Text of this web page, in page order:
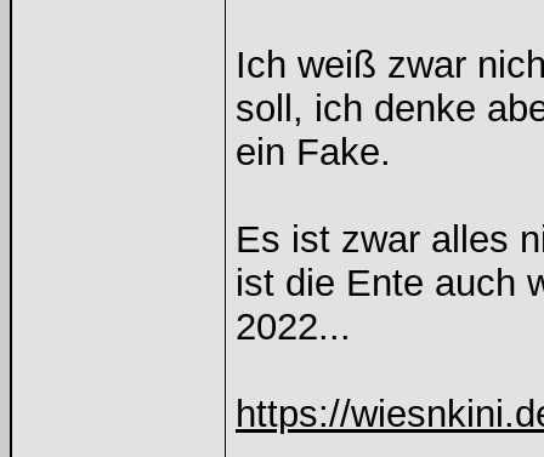
Ich weiß zwar
soll, ich denke
ein Fake.
Es ist zwar alles
ist die Ente auch
2022...
https://